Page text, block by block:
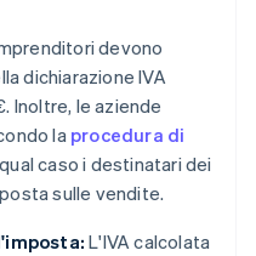
devono
dichiarazione IVA
Inoltre, le aziende
la procedura di
caso i destinatari dei
sulle vendite.
L'IVA calcolata